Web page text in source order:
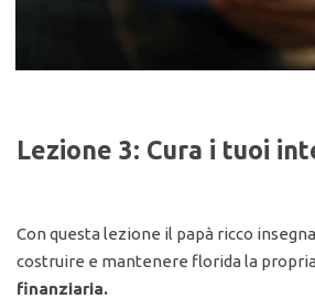
Lezione 3: Cura i tuoi
Con questa lezione il papà ricco
costruire e mantenere florida la
finanziaria.